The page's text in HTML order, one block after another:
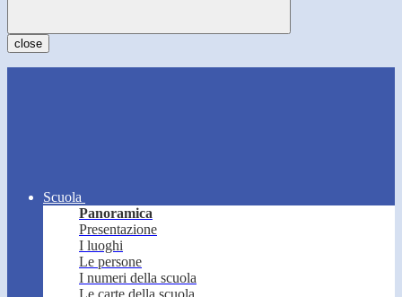
close
Scuola
Panoramica
Presentazione
I luoghi
Le persone
I numeri della scuola